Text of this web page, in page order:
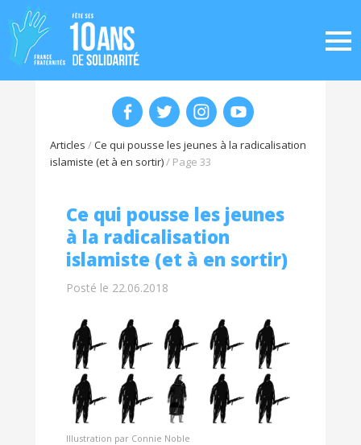
Articles /Ce qui pousse les jeunes à la radicalisation
islamiste (et à en sortir)/ Page 33
Ce qui pousse les jeunes
à la radicalisation
islamiste (et à en sortir)
Posté le 22.06.2018
Illustration par Connie Noble